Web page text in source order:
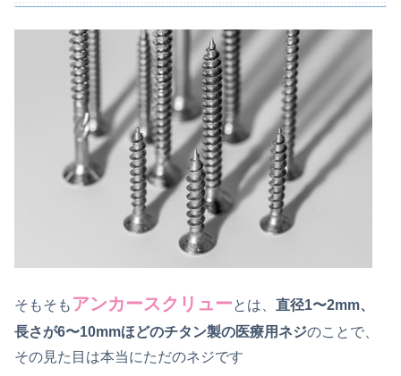
そもそも アンカースクリューとは、 直径1〜2mm、
長さが6〜10mmほどのチタン製の医療用ネジのことで、
その見た目は本当にただのネジです